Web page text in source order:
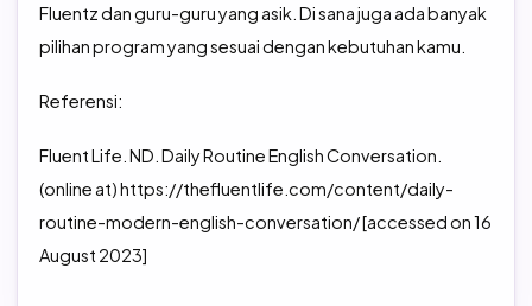
Fluentz dan guru-guru yang asik. Di sana juga ada banyak
pilihan program yang sesuai dengan kebutuhan kamu.
Referensi:
Fluent Life. ND. Daily Routine English Conversation.
(online at) https://thefluentlife.com/content/daily-
routine-modern-english-conversation/ [accessed on 16
August 2023]